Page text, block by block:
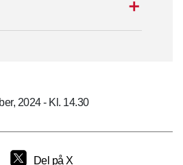
2024 - Kl. 14.30
Del på X